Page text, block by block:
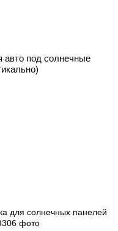
авто под солнечные